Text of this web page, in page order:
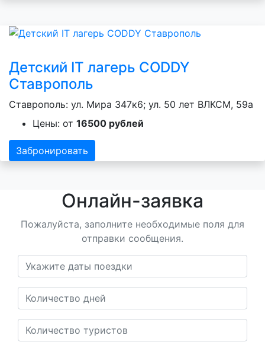
Детский IT лагерь CODDY
Ставрополь
Ставрополь: ул. Мира 347к6; ул. 50 лет ВЛКСМ, 59а
Цены: от 16500 рублей
Забронировать
Онлайн-заявка
Пожалуйста, заполните необходимые поля для
отправки сообщения.